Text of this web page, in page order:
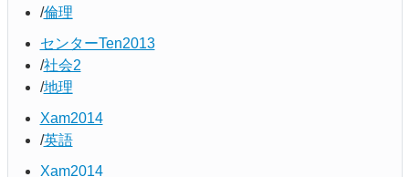
倫理
センターTen2013
社会2
地理
Xam2014
英語
Xam2014